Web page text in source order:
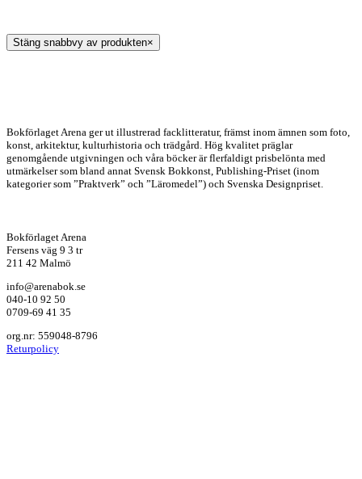
Stäng snabbvy av produkten×
Bokförlaget Arena ger ut illustrerad facklitteratur, främst inom ämnen som foto,
konst, arkitektur, kulturhistoria och trädgård. Hög kvalitet präglar
genomgående utgivningen och våra böcker är flerfaldigt prisbelönta med
utmärkelser som bland annat Svensk Bokkonst, Publishing-Priset (inom
kategorier som ”Praktverk” och ”Läromedel”) och Svenska Designpriset.
Bokförlaget Arena
Fersens väg 9 3 tr
211 42 Malmö
info@arenabok.se
040-10 92 50
0709-69 41 35
org.nr: 559048-8796
Returpolicy